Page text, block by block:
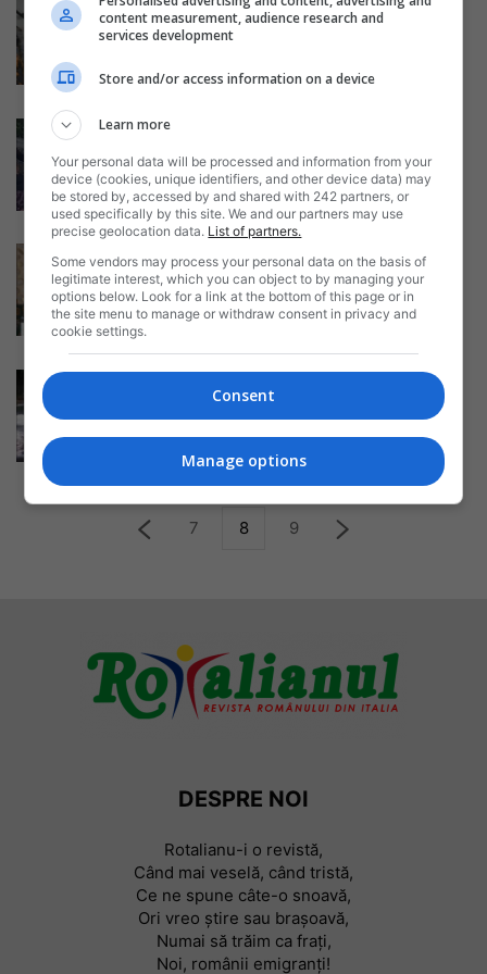
cu arsuri grave în urma unei
explozii...
Daniela Stoica - 22/10/2022
Tânăr italian în delir, ucide un
biciclist și fură trei mașini...
Daniela Stoica - 02/10/2022
Viticultor italian în căutare de
personal: „Suntem nevoiți să
angajăm imigranți,...
Daniela Stoica 03/08/2022
Nepoata unei badante ucrainene
din Italia a murit înecată într-un
lac....
Mircea Iordache
7 8 9
DESPRE NOI
Rotalianu-i o revistă,
Când mai veselă, când tristă,
Ce ne spune câte-o snoavă,
Ori vreo știre sau braşoavă,
Numai să trăim ca frați,
Noi, românii emigranți!
content measurement, audience research and
services development
Store and/or access information on a device
Learn more
Your personal data will be processed and information from your
device (cookies, unique identifiers, and other device data) may
be stored by, accessed by and shared with 242 partners, or
used specifically by this site. We and our partners may use
precise geolocation data. List of partners.
Some vendors may process your personal data on the basis of
legitimate interest, which you can object to by managing your
options below. Look for a link at the bottom of this page or in
the site menu to manage or withdraw consent in privacy and
cookie settings.
Consent
Manage options